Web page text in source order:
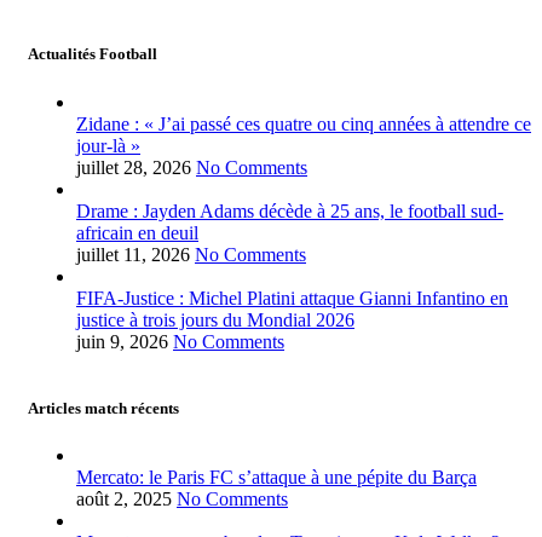
Actualités Football
Zidane : « J’ai passé ces quatre ou cinq années à attendre ce
jour-là »
juillet 28, 2026 No Comments
Drame : Jayden Adams décède à 25 ans, le football sud-
africain en deuil
juillet 11, 2026 No Comments
FIFA-Justice : Michel Platini attaque Gianni Infantino en
justice à trois jours du Mondial 2026
juin 9, 2026 No Comments
Articles match récents
Mercato: le Paris FC s’attaque à une pépite du Barça
août 2, 2025 No Comments